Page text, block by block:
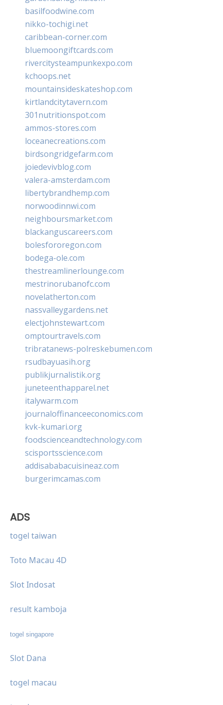
basilfoodwine.com
nikko-tochigi.net
caribbean-corner.com
bluemoongiftcards.com
rivercitysteampunkexpo.com
kchoops.net
mountainsideskateshop.com
kirtlandcitytavern.com
301nutritionspot.com
ammos-stores.com
loceanecreations.com
birdsongridgefarm.com
joiedevivblog.com
valera-amsterdam.com
libertybrandhemp.com
norwoodinnwi.com
neighboursmarket.com
blackanguscareers.com
bolesfororegon.com
bodega-ole.com
thestreamlinerlounge.com
mestrinorubanofc.com
novelatherton.com
nassvalleygardens.net
electjohnstewart.com
omptourtravels.com
tribratanews-polreskebumen.com
rsudbayuasih.org
publikjurnalistik.org
juneteenthapparel.net
italywarm.com
journaloffinanceeconomics.com
kvk-kumari.org
foodscienceandtechnology.com
scisportsscience.com
addisababacuisineaz.com
burgerimcamas.com
ADS
togel taiwan
Toto Macau 4D
Slot Indosat
result kamboja
togel singapore
Slot Dana
togel macau